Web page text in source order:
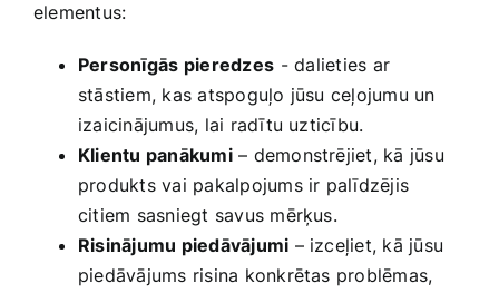
elementus:
Personīgās ⁣pieredzes ⁣-⁤ dalieties ‍ar
stāstiem, kas atspoguļo jūsu ceļojumu un
izaicinājumus, lai radītu uzticību.
Klientu panākumi– demonstrējiet, kā jūsu
produkts vai pakalpojums ir palīdzējis
citiem sasniegt savus mērķus.
Risinājumu piedāvājumi – izceļiet, kā jūsu
piedāvājums risina konkrētas problēmas,